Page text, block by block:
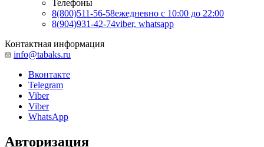
Телефоны
8(800)511-56-58ежедневно с 10:00 до 22:00
8(904)931-42-74viber, whatsapp
Контактная информация
info@tabaks.ru
Вконтакте
Telegram
Viber
Viber
WhatsApp
Авторизация